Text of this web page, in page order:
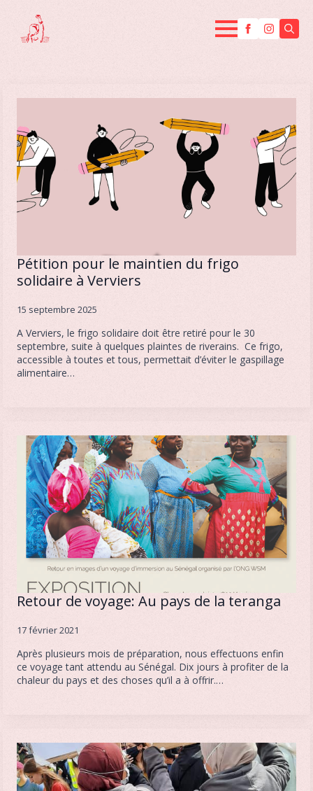
Pétition pour le maintien du frigo
solidaire à Verviers
15 septembre 2025
A Verviers, le frigo solidaire doit être retiré pour le 30
septembre, suite à quelques plaintes de riverains. Ce frigo,
accessible à toutes et tous, permettait d’éviter le gaspillage
alimentaire…
Retour de voyage: Au pays de la teranga
17 février 2021
Après plusieurs mois de préparation, nous effectuons enfin
ce voyage tant attendu au Sénégal. Dix jours à profiter de la
chaleur du pays et des choses qu’il a à offrir.…